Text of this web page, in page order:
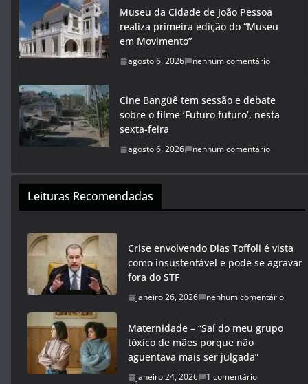
Museu da Cidade de João Pessoa
realiza primeira edição do “Museu
em Movimento”
agosto 6, 2026 nenhum comentário
Cine Bangüê tem sessão e debate
sobre o filme ‘Futuro futuro’, nesta
sexta-feira
agosto 6, 2026 nenhum comentário
Leituras Recomendadas
Crise envolvendo Dias Toffoli é vista
como insustentável e pode se agravar
fora do STF
janeiro 26, 2026 nenhum comentário
Maternidade – “Saí do meu grupo
tóxico de mães porque não
aguentava mais ser julgada”
janeiro 24, 2026 1 comentário